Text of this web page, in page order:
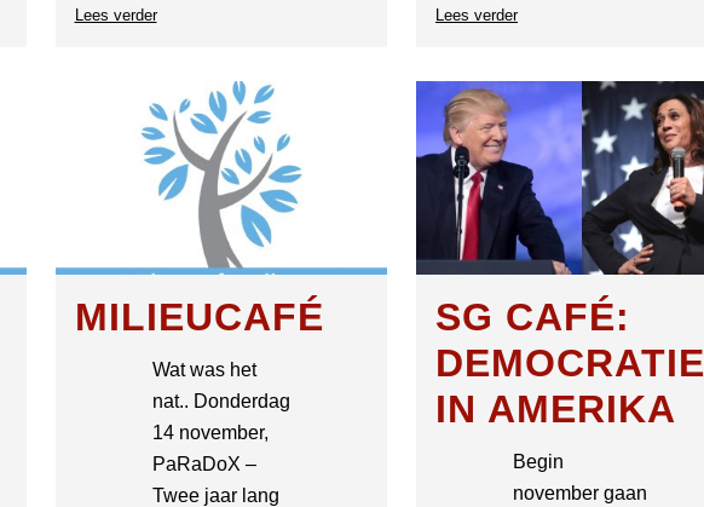
Lees verderover
Lees verderover
MILIEUCAFÉ
Wat was het
nat.. Donderdag
14 november,
PaRaDoX –
Twee jaar lang
SG CAFÉ:
DEMOCRATIE
IN AMERIKA
Begin
november gaan